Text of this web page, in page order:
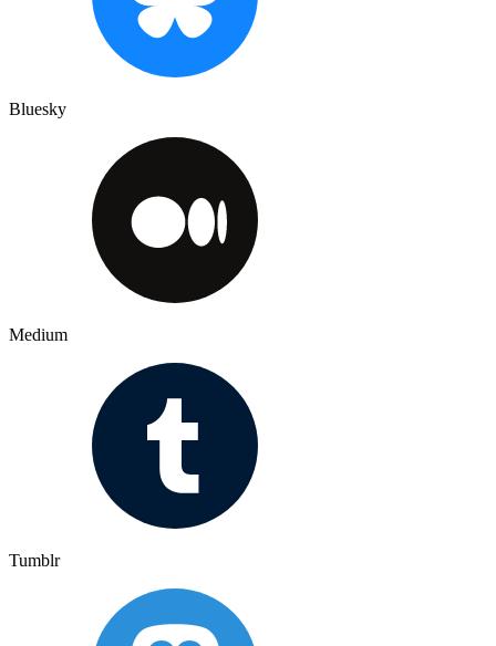
Bluesky
Medium
Tumblr